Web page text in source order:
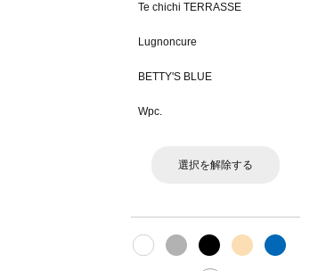
Te chichi TERRASSE
Lugnoncure
BETTY'S BLUE
Wpc.
選択を解除する